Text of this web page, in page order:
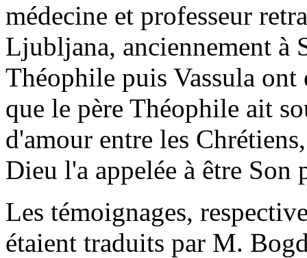
médecine et professeur
Ljubljana, anciennement à
Théophile puis Vassula
que le père Théophile ait
d'amour entre les
Dieu l'a appelée à être Son
Les témoignages,
étaient traduits par M.